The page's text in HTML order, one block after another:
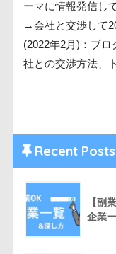
ーマに情報発信し
→会社と交渉して
(2022年2月)：ブ
社との交渉方法、
Recent Posts
【副
企業